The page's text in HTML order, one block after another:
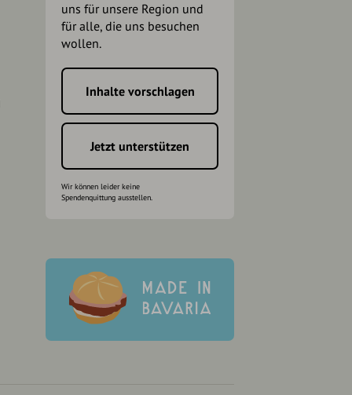
uns für unsere Region und
für alle, die uns besuchen
wollen.
Inhalte vorschlagen
Jetzt unterstützen
Wir können leider keine
Spendenquittung ausstellen.